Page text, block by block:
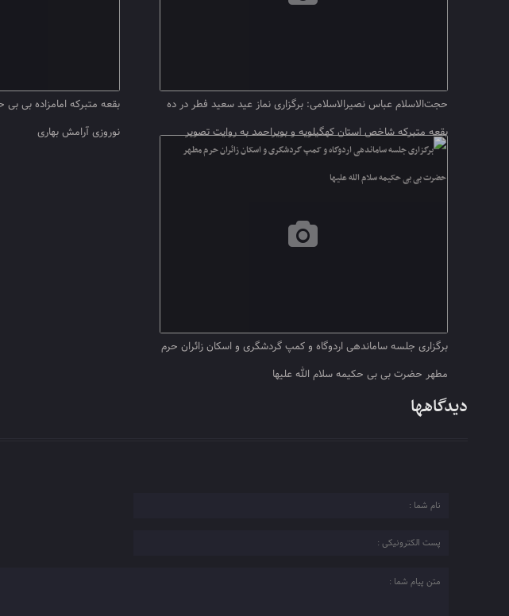
حجت‌الاسلام عباس نصیرالاسلامی: برگزاری نماز عید سعید فطر در ده
بقعه متبرکه شاخص استان کهگیلویه و بویراحمد به روایت تصویر
بقعه متبرکه امامزاده بی
نوروزی آرامش بهاری
برگزاری جلسه ساماندهی اردوگاه و کمپ گردشگری و اسکان زائران حرم
مطهر حضرت بی بی حکیمه سلام الله علیها
دیدگاهها